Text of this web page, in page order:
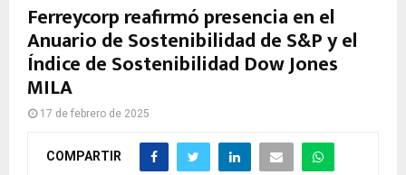
Ferreycorp reafirmó presencia en el
Anuario de Sostenibilidad de S&P y el
Índice de Sostenibilidad Dow Jones
MILA
17 de febrero de 2025
COMPARTIR